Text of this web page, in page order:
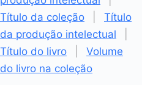
Título da coleção
Título
da produção intelectual
Título do livro
Volume
do livro na coleção